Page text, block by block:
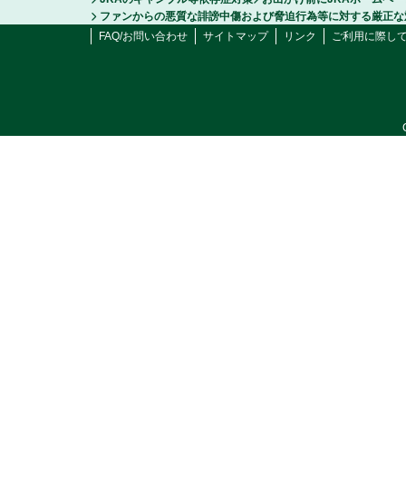
ファンからの悪質な誹謗中傷および脅迫行為等に対する厳正
FAQ/お問い合わせ
サイトマップ リンク ご利用に際し